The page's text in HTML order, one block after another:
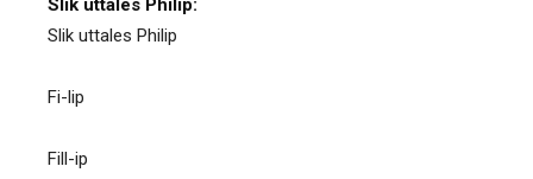
Slik uttales Philip
Fi-lip
Fill-ip